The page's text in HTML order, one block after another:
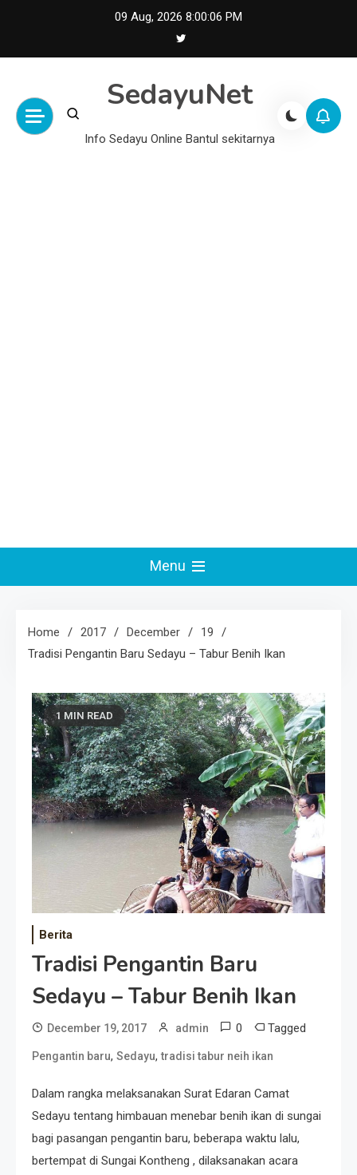
09 Aug, 2026 8:00:06 PM
SedayuNet
Info Sedayu Online Bantul sekitarnya
Menu
Home 2017 December
19
Tradisi Pengantin Baru Sedayu – Tabur Benih Ikan
1 MIN READ
Berita
Tradisi Pengantin Baru
Sedayu – Tabur Benih Ikan
December 19, 2017 admin 0 Tagged
Pengantin baru, Sedayu,tradisi tabur neih ikan
Dalam rangka melaksanakan Surat Edaran Camat
Sedayu tentang himbauan menebar benih ikan di sungai
bagi pasangan pengantin baru, beberapa waktu lalu,
bertempat di Sungai Kontheng , dilaksanakan acara